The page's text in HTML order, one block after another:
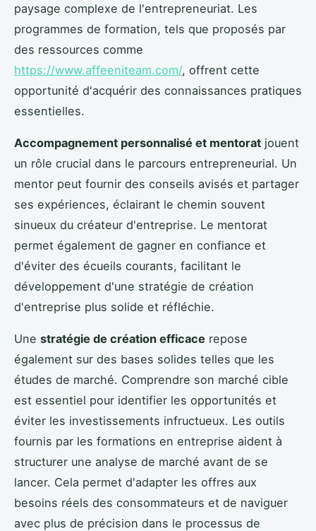
paysage complexe de l'entrepreneuriat. Les
programmes de formation, tels que proposés par
des ressources comme
https://www.affeeniteam.com/, offrent cette
opportunité d'acquérir des connaissances pratiques
essentielles.
Accompagnement personnalisé et mentorat jouent
un rôle crucial dans le parcours entrepreneurial. Un
mentor peut fournir des conseils avisés et partager
ses expériences, éclairant le chemin souvent
sinueux du créateur d'entreprise. Le mentorat
permet également de gagner en confiance et
d'éviter des écueils courants, facilitant le
développement d'une stratégie de création
d'entreprise plus solide et réfléchie.
Une stratégie de création efficace repose
également sur des bases solides telles que les
études de marché. Comprendre son marché cible
est essentiel pour identifier les opportunités et
éviter les investissements infructueux. Les outils
fournis par les formations en entreprise aident à
structurer une analyse de marché avant de se
lancer. Cela permet d'adapter les offres aux
besoins réels des consommateurs et de naviguer
avec plus de précision dans le processus de